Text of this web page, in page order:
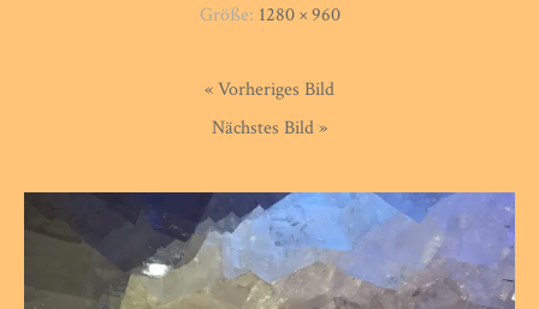
Größe: 1280 × 960
« Vorheriges Bild
Nächstes Bild »